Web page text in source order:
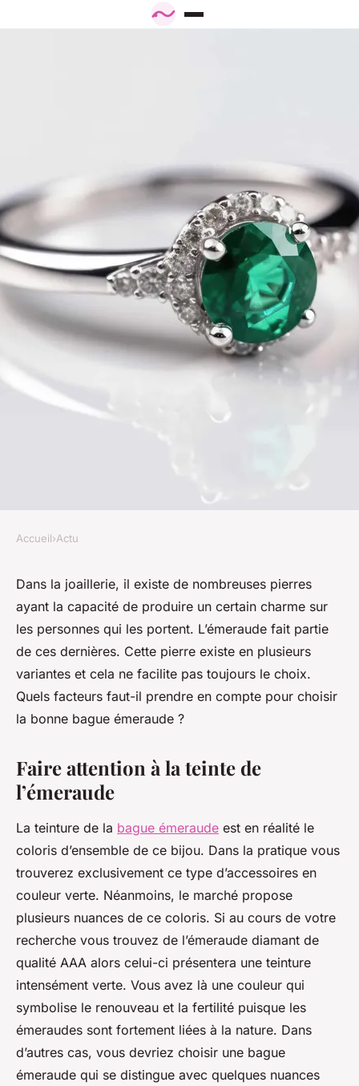
Les meilleures astuces pour
choisir une bague émeraude
geoffroi •21 janvier 2024•2 min de lecture
Accueil›Actu
Dans la joaillerie, il existe de nombreuses pierres
ayant la capacité de produire un certain charme sur
les personnes qui les portent. L’émeraude fait partie
de ces dernières. Cette pierre existe en plusieurs
variantes et cela ne facilite pas toujours le choix.
Quels facteurs faut-il prendre en compte pour choisir
la bonne bague émeraude ?
Faire attention à la teinte de
l’émeraude
La teinture de la bague émeraude est en réalité le
coloris d’ensemble de ce bijou. Dans la pratique vous
trouverez exclusivement ce type d’accessoires en
couleur verte. Néanmoins, le marché propose
plusieurs nuances de ce coloris. Si au cours de votre
recherche vous trouvez de l’émeraude diamant de
qualité AAA alors celui-ci présentera une teinture
intensément verte. Vous avez là une couleur qui
symbolise le renouveau et la fertilité puisque les
émeraudes sont fortement liées à la nature. Dans
d’autres cas, vous devriez choisir une bague
émeraude qui se distingue avec quelques nuances